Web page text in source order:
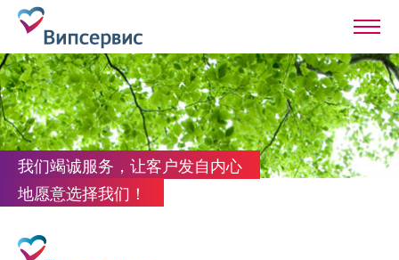
我们竭诚服务，让客户发自内心
地愿意选择我们！